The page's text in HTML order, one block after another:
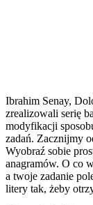
Ibrahim Senay,
zrealizowali serię
modyfikacji
zadań. Zacznijmy
Wyobraź sobie
anagramów. O co
a twoje zadanie
litery tak, żeby